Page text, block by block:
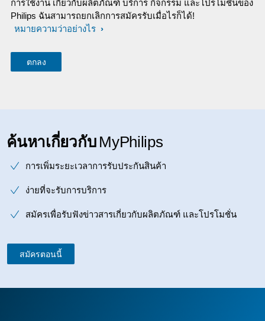
การใช้งาน เกี่ยวกับผลิตภัณฑ์ บริการ กิจกรรม และโปรโมชั่นของ
Philips ฉันสามารถยกเลิกการสมัครรับเมื่อไรก็ได้!
หมายความว่าอย่างไร
ค้นหาเกี่ยวกับ MyPhilips
การเพิ่มระยะเวลาการรับประกันสินค้า
ง่ายที่จะรับการบริการ
สมัครเพื่อรับฟังข่าวสารเกี่ยวกับผลิตภัณฑ์ และโปรโมชั่น
สมัครตอนนี้